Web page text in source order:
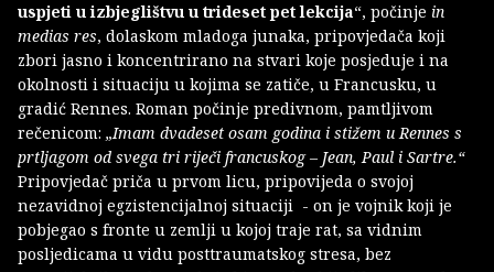
uspjeti u izbjeglištvu u trideset pet lekcija“, počinje in
medias res, dolaskom mladoga junaka, pripovjedača koji
zbori jasno i koncentrirano na stvari koje posjeduje i na
okolnosti i situaciju u kojima se zatiče, u Francusku, u
gradić Rennes. Roman počinje predivnom, pamtljivom
rečenicom: „Imam dvadeset osam godina i stižem u Rennes s
prtljagom od svega tri riječi francuskog – Jean, Paul i Sartre.“
Pripovjedač priča u prvom licu, pripovijeda o svojoj
nezavidnoj egzistencijalnoj situaciji - on je vojnik koji je
pobjegao s fronte u zemlji u kojoj traje rat, sa vidnim
posljedicama u vidu posttraumatskog stresa, bez